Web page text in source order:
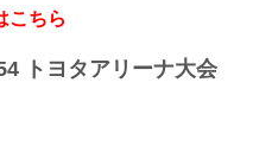
・ダウトベック vs. 萩原京平
・ダウトベック vs. 萩原京平
、ABEMA、U-NEXTにて販売
ト！（※スカパー！は6/26(金)販
前売りチケットは、大会前日
こちら
トヨタアリーナ大会